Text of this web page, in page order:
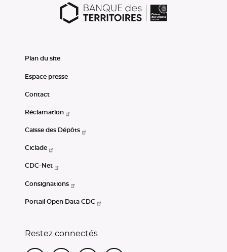
Plan du site
Espace presse
Contact
Réclamation
Caisse des Dépôts
Ciclade
CDC-Net
Consignations
Portail Open Data CDC
Restez connectés